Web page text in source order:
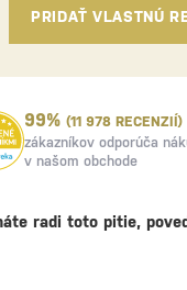
PRIDAŤ VLASTNÚ
99% (11 978 RECENZIÍ)
zákazníkov odporúča
v našom obchode
radi toto pitie,